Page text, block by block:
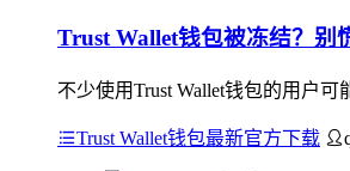
Trust Wallet钱包被冻结？别
不少使用Trust Wallet钱包的用户
Trust Wallet钱包最新官方下载